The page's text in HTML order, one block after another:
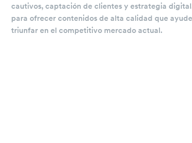
cautivos, captación de clientes y estrategia
para ofrecer contenidos de alta calidad que
triunfar en el competitivo mercado actual.